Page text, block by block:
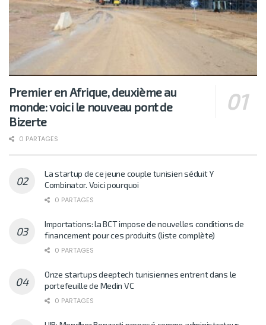
Premier en Afrique, deuxième au
monde: voici le nouveau pont de
Bizerte
0 PARTAGES
La startup de ce jeune couple tunisien séduit Y
Combinator. Voici pourquoi
0 PARTAGES
Importations: la BCT impose de nouvelles conditions de
financement pour ces produits (liste complète)
0 PARTAGES
Onze startups deeptech tunisiennes entrent dans le
portefeuille de Medin VC
0 PARTAGES